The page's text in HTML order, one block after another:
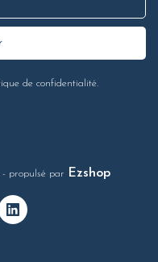
de confidentialité.
- propulsé par Ezshop